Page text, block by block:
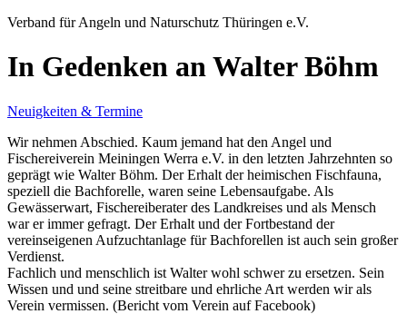
Verband für Angeln und Naturschutz Thüringen e.V.
In Gedenken an Walter Böhm
Neuigkeiten & Termine
Wir nehmen Abschied. Kaum jemand hat den Angel und
Fischereiverein Meiningen Werra e.V. in den letzten Jahrzehnten so
geprägt wie Walter Böhm. Der Erhalt der heimischen Fischfauna,
speziell die Bachforelle, waren seine Lebensaufgabe. Als
Gewässerwart, Fischereiberater des Landkreises und als Mensch
war er immer gefragt. Der Erhalt und der Fortbestand der
vereinseigenen Aufzuchtanlage für Bachforellen ist auch sein großer
Verdienst.
Fachlich und menschlich ist Walter wohl schwer zu ersetzen. Sein
Wissen und und seine streitbare und ehrliche Art werden wir als
Verein vermissen. (Bericht vom Verein auf Facebook)